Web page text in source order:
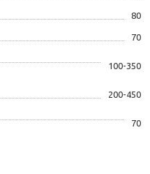
80
70
100-350
200-450
70